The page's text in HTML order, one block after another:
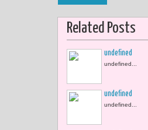
Related Posts
undefined
undefined...
undefined
undefined...